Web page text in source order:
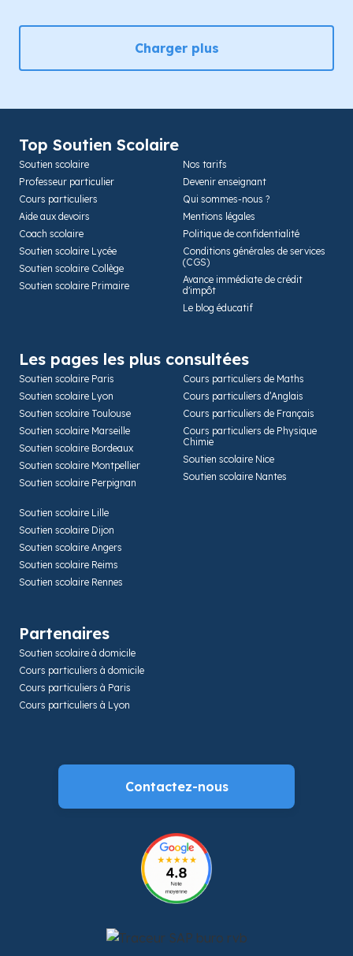
Charger plus
Top Soutien Scolaire
Soutien scolaire
Professeur particulier
Cours particuliers
Aide aux devoirs
Coach scolaire
Soutien scolaire Lycée
Soutien scolaire Collège
Soutien scolaire Primaire
Nos tarifs
Devenir enseignant
Qui sommes-nous ?
Mentions légales
Politique de confidentialité
Conditions générales de services
(CGS)
Avance immédiate de crédit
d'impôt
Le blog éducatif
Les pages les plus consultées
Soutien scolaire Paris
Soutien scolaire Lyon
Soutien scolaire Toulouse
Soutien scolaire Marseille
Soutien scolaire Bordeaux
Soutien scolaire Montpellier
Soutien scolaire Perpignan
Cours particuliers de Maths
Cours particuliers d’Anglais
Cours particuliers de Français
Cours particuliers de Physique
Chimie
Soutien scolaire Nice
Soutien scolaire Nantes
Soutien scolaire Lille
Soutien scolaire Dijon
Soutien scolaire Angers
Soutien scolaire Reims
Soutien scolaire Rennes
Partenaires
Soutien scolaire à domicile
Cours particuliers à domicile
Cours particuliers à Paris
Cours particuliers à Lyon
Contactez-nous